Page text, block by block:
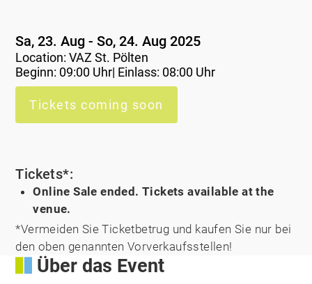
Sa, 23. Aug - So, 24. Aug 2025
Location:VAZ St. Pölten
Beginn: 09:00 Uhr| Einlass: 08:00 Uhr
Tickets coming soon
Tickets*:
Online Sale ended. Tickets available at the
venue.
*Vermeiden Sie Ticketbetrug und kaufen Sie nur bei
den oben genannten Vorverkaufsstellen!
Über das Event